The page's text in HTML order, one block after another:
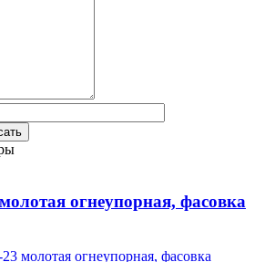
огнеупорная, фасовка